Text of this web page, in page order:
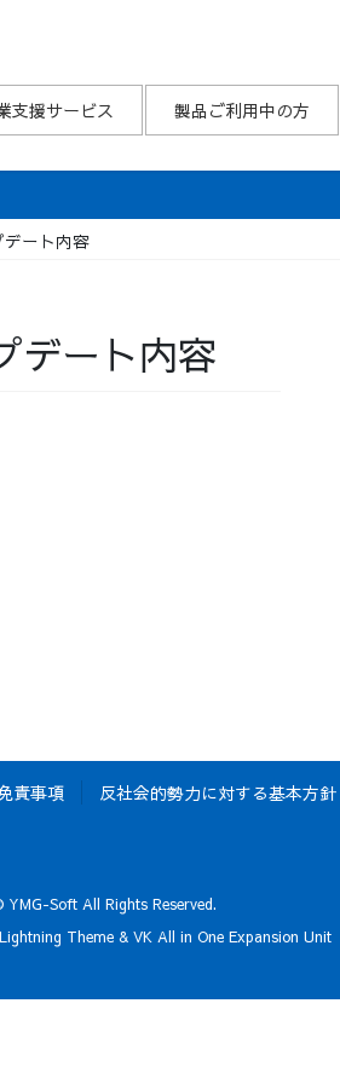
支援サービス 製品ご利用中の方
ート内容
ート内容
責事項 反社会的勢力に対する基本方針
Soft All Rights Reserved.
Lightning Theme & VK All in One Expansion Unit